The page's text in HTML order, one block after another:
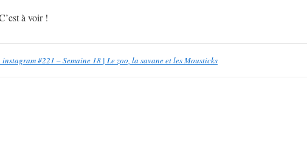
à voir !
instagram #221 – Semaine 18 | Le zoo, la savane et les Mousticks